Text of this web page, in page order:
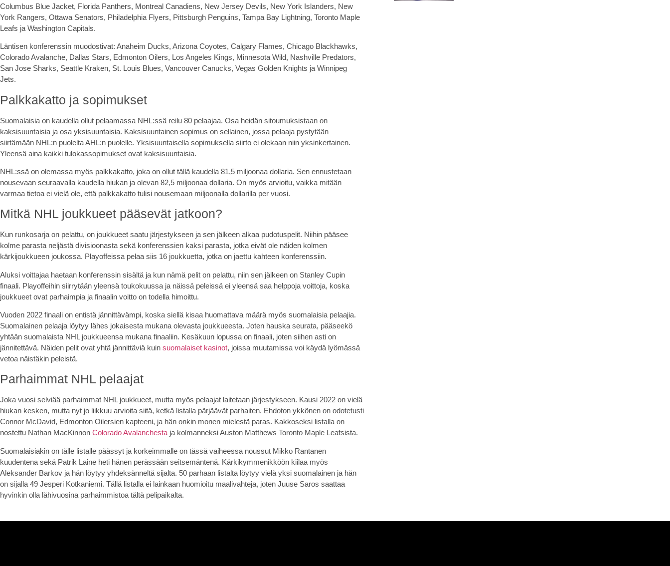
Columbus Blue Jacket, Florida Panthers, Montreal Canadiens, New Jersey Devils, New York Islanders, New
York Rangers, Ottawa Senators, Philadelphia Flyers, Pittsburgh Penguins, Tampa Bay Lightning, Toronto Maple
Leafs ja Washington Capitals.
Läntisen konferenssin muodostivat: Anaheim Ducks, Arizona Coyotes, Calgary Flames, Chicago Blackhawks,
Colorado Avalanche, Dallas Stars, Edmonton Oilers, Los Angeles Kings, Minnesota Wild, Nashville Predators,
San Jose Sharks, Seattle Kraken, St. Louis Blues, Vancouver Canucks, Vegas Golden Knights ja Winnipeg
Jets.
Palkkakatto ja sopimukset
Suomalaisia on kaudella ollut pelaamassa NHL:ssä reilu 80 pelaajaa. Osa heidän sitoumuksistaan on
kaksisuuntaisia ja osa yksisuuntaisia. Kaksisuuntainen sopimus on sellainen, jossa pelaaja pystytään
siirtämään NHL:n puolelta AHL:n puolelle. Yksisuuntaisella sopimuksella siirto ei olekaan niin yksinkertainen.
Yleensä aina kaikki tulokassopimukset ovat kaksisuuntaisia.
NHL:ssä on olemassa myös palkkakatto, joka on ollut tällä kaudella 81,5 miljoonaa dollaria. Sen ennustetaan
nousevaan seuraavalla kaudella hiukan ja olevan 82,5 miljoonaa dollaria. On myös arvioitu, vaikka mitään
varmaa tietoa ei vielä ole, että palkkakatto tulisi nousemaan miljoonalla dollarilla per vuosi.
Mitkä NHL joukkueet pääsevät jatkoon?
Kun runkosarja on pelattu, on joukkueet saatu järjestykseen ja sen jälkeen alkaa pudotuspelit. Niihin pääsee
kolme parasta neljästä divisioonasta sekä konferenssien kaksi parasta, jotka eivät ole näiden kolmen
kärkijoukkueen joukossa. Playoffeissa pelaa siis 16 joukkuetta, jotka on jaettu kahteen konferenssiin.
Aluksi voittajaa haetaan konferenssin sisältä ja kun nämä pelit on pelattu, niin sen jälkeen on Stanley Cupin
finaali. Playoffeihin siirrytään yleensä toukokuussa ja näissä peleissä ei yleensä saa helppoja voittoja, koska
joukkueet ovat parhaimpia ja finaalin voitto on todella himoittu.
Vuoden 2022 finaali on entistä jännittävämpi, koska siellä kisaa huomattava määrä myös suomalaisia pelaajia.
Suomalainen pelaaja löytyy lähes jokaisesta mukana olevasta joukkueesta. Joten hauska seurata, pääseekö
yhtään suomalaista NHL joukkueensa mukana finaaliin. Kesäkuun lopussa on finaali, joten siihen asti on
jännitettävä. Näiden pelit ovat yhtä jännittäviä kuin suomalaiset kasinot, joissa muutamissa voi käydä lyömässä
vetoa näistäkin peleistä.
Parhaimmat NHL pelaajat
Joka vuosi selviää parhaimmat NHL joukkueet, mutta myös pelaajat laitetaan järjestykseen. Kausi 2022 on vielä
hiukan kesken, mutta nyt jo liikkuu arvioita siitä, ketkä listalla pärjäävät parhaiten. Ehdoton ykkönen on odotetusti
Connor McDavid, Edmonton Oilersien kapteeni, ja hän onkin monen mielestä paras. Kakkoseksi listalla on
nostettu Nathan MacKinnon Colorado Avalanchestaja kolmanneksi Auston Matthews Toronto Maple Leafsista.
Suomalaisiakin on tälle listalle päässyt ja korkeimmalle on tässä vaiheessa noussut Mikko Rantanen
kuudentena sekä Patrik Laine heti hänen perässään seitsemäntenä. Kärkikymmenikköön kiilaa myös
Aleksander Barkov ja hän löytyy yhdeksänneltä sijalta. 50 parhaan listalta löytyy vielä yksi suomalainen ja hän
on sijalla 49 Jesperi Kotkaniemi. Tällä listalla ei lainkaan huomioitu maalivahteja, joten Juuse Saros saattaa
hyvinkin olla lähivuosina parhaimmistoa tältä pelipaikalta.